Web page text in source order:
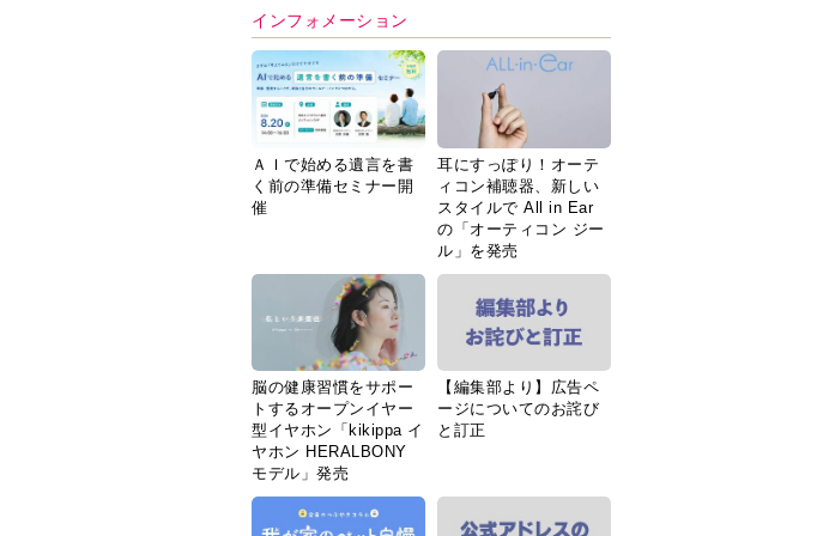
インフォメーション
ＡＩで始める遺言を書
く前の準備セミナー開
催
耳にすっぽり！オーテ
ィコン補聴器、新しい
スタイルで All in Ear
の「オーティコン ジー
ル」を発売
脳の健康習慣をサポー
トするオープンイヤー
型イヤホン「kikippa イ
ヤホン HERALBONY
モデル」発売
【編集部より】広告ペ
ージについてのお詫び
と訂正